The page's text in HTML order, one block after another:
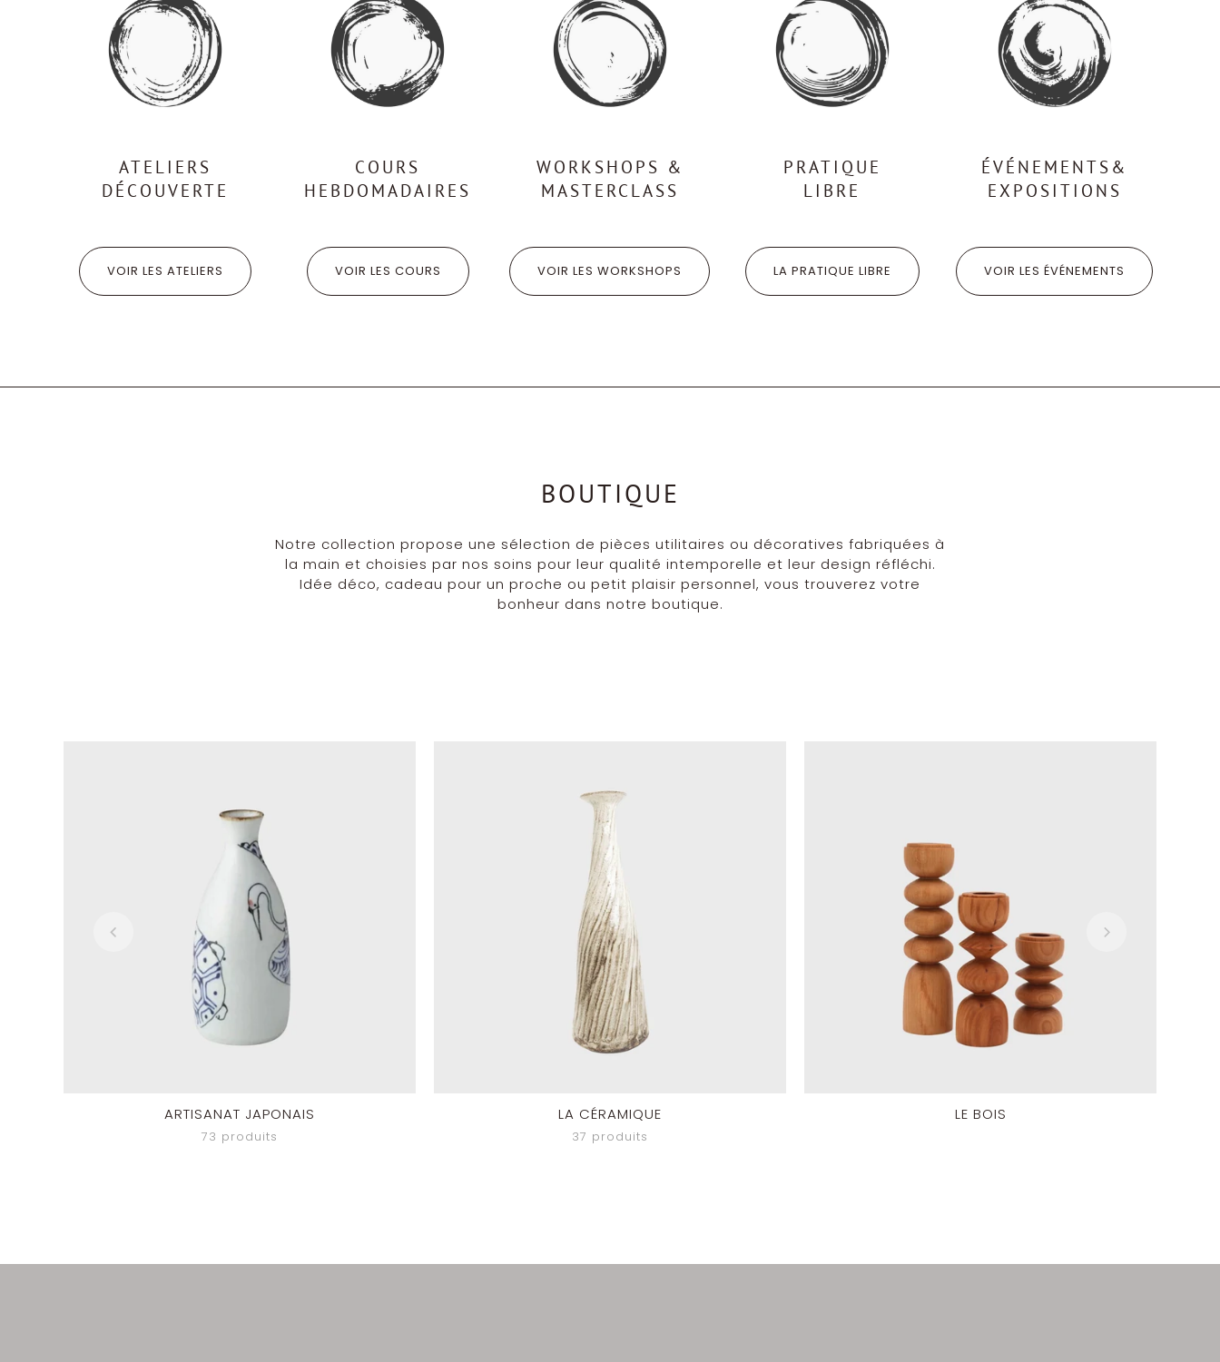
ATELIERS
DÉCOUVERTE
VOIR LES ATELIERS
COURS
HEBDOMADAIRES
VOIR LES COURS
WORKSHOPS &
MASTERCLASS
VOIR LES WORKSHOPS
PRATIQUE
LIBRE
LA PRATIQUE LIBRE
ÉVÉNEMENTS&
EXPOSITIONS
VOIR LES ÉVÉNEMENTS
BOUTIQUE
Notre collection propose une sélection de pièces utilitaires ou décoratives fabriquées à
la main et choisies par nos soins pour leur qualité intemporelle et leur design réfléchi.
Idée déco, cadeau pour un proche ou petit plaisir personnel, vous trouverez votre
bonheur dans notre boutique.
ARTISANAT JAPONAIS
73 produits
LA CÉRAMIQUE
37 produits
LE BOIS